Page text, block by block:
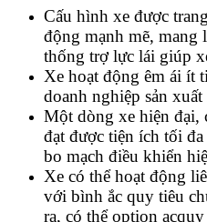
Cấu hình xe được
động mạnh mẽ, mang
thống trợ lực lái giúp
Xe hoạt động êm ái ít
doanh nghiệp sản
Một dòng xe hiện đại,
đạt được tiện ích tối
bo mạch điều khiển
Xe có thể hoạt động
với bình ắc quy tiêu
ra, có thể option